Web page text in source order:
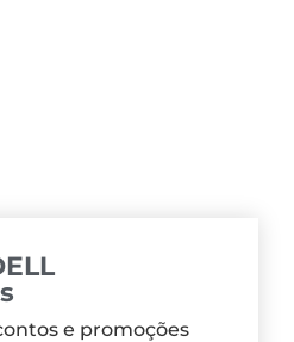
e promoções